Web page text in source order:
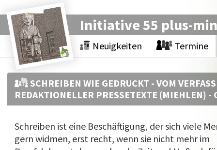
Initiative 55 plus-
Neuigkeiten Termine
SCHREIBEN WIE GEDRUCKT - VOM
REDAKTIONELLER PRESSETEXTE (MIEHLEN) -
Schreiben ist eine Beschäftigung, der sich viele
gern widmen, erst recht, wenn sie nicht mehr im